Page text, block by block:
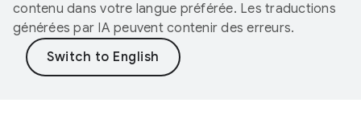
contenu dans votre langue préférée. Les traductions
générées par IA peuvent contenir des erreurs.